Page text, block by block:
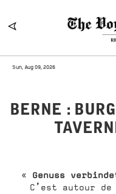
Sun, Aug 09, 2026
BERNE :
« Genuss
C’est autour